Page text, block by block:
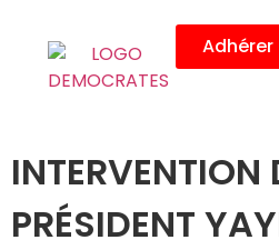
Adhérer
INTERVENTION
PRÉSIDENT